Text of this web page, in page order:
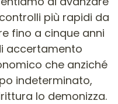
più rapidi da
fino a cinque anni
accertamento
che anziché
indeterminato,
lo demonizza.